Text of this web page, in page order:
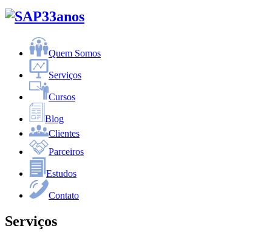
33anos
Quem Somos
Serviços
Cursos
Blog
Clientes
Parceiros
Estudos
Contato
Serviços